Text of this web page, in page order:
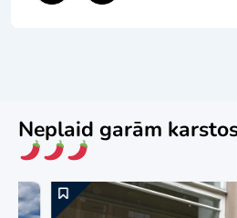
Neplaid garām